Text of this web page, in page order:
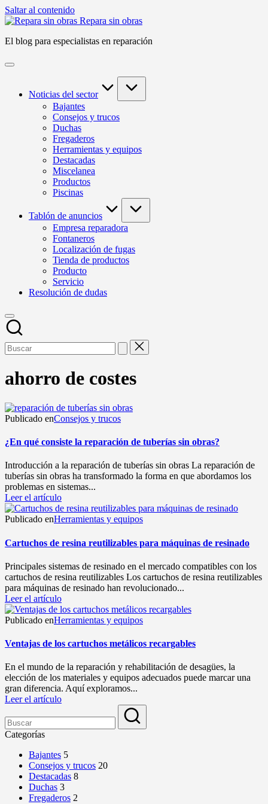
Saltar al contenido
Repara sin obras
El blog para especialistas en reparación
Noticias del sector
Bajantes
Consejos y trucos
Duchas
Fregaderos
Herramientas y equipos
Destacadas
Miscelanea
Productos
Piscinas
Tablón de anuncios
Empresa reparadora
Fontaneros
Localización de fugas
Tienda de productos
Producto
Servicio
Resolución de dudas
ahorro de costes
Publicado enConsejos y trucos
¿En qué consiste la reparación de tuberías sin obras?
Introducción a la reparación de tuberías sin obras La reparación de
tuberías sin obras ha transformado la forma en que abordamos los
problemas en sistemas...
Leer el artículo
Publicado enHerramientas y equipos
Cartuchos de resina reutilizables para máquinas de resinado
Principales sistemas de resinado en el mercado compatibles con los
cartuchos de resina reutilizables Los cartuchos de resina reutilizables
para máquinas de resinado han revolucionado...
Leer el artículo
Publicado enHerramientas y equipos
Ventajas de los cartuchos metálicos recargables
En el mundo de la reparación y rehabilitación de desagües, la
elección de los materiales y equipos adecuados puede marcar una
gran diferencia. Aquí exploramos...
Leer el artículo
Categorías
Bajantes 5
Consejos y trucos 20
Destacadas 8
Duchas 3
Fregaderos 2